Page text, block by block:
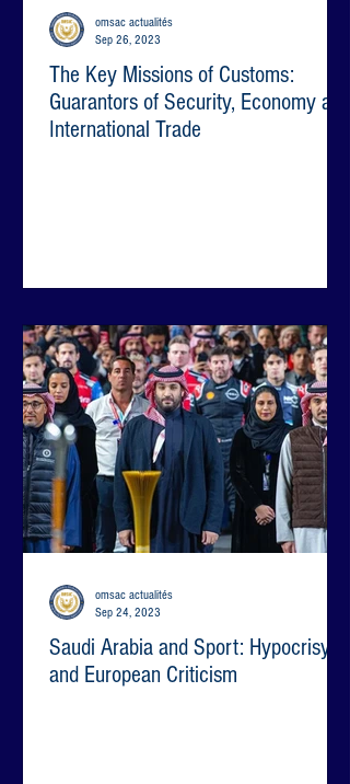
The Key Missions of Customs:
Guarantors of Security, Economy and
International Trade
omsac actualités
Sep 26, 2023
Saudi Arabia and Sport: Hypocrisy
and European Criticism
omsac actualités
Sep 24, 2023